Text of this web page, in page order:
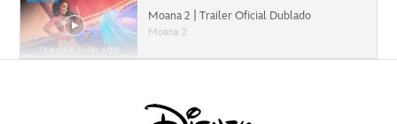
Moana 2 | Trailer Oficial Dublado
Moana 2
Capitão América: Admirável Mundo Novo